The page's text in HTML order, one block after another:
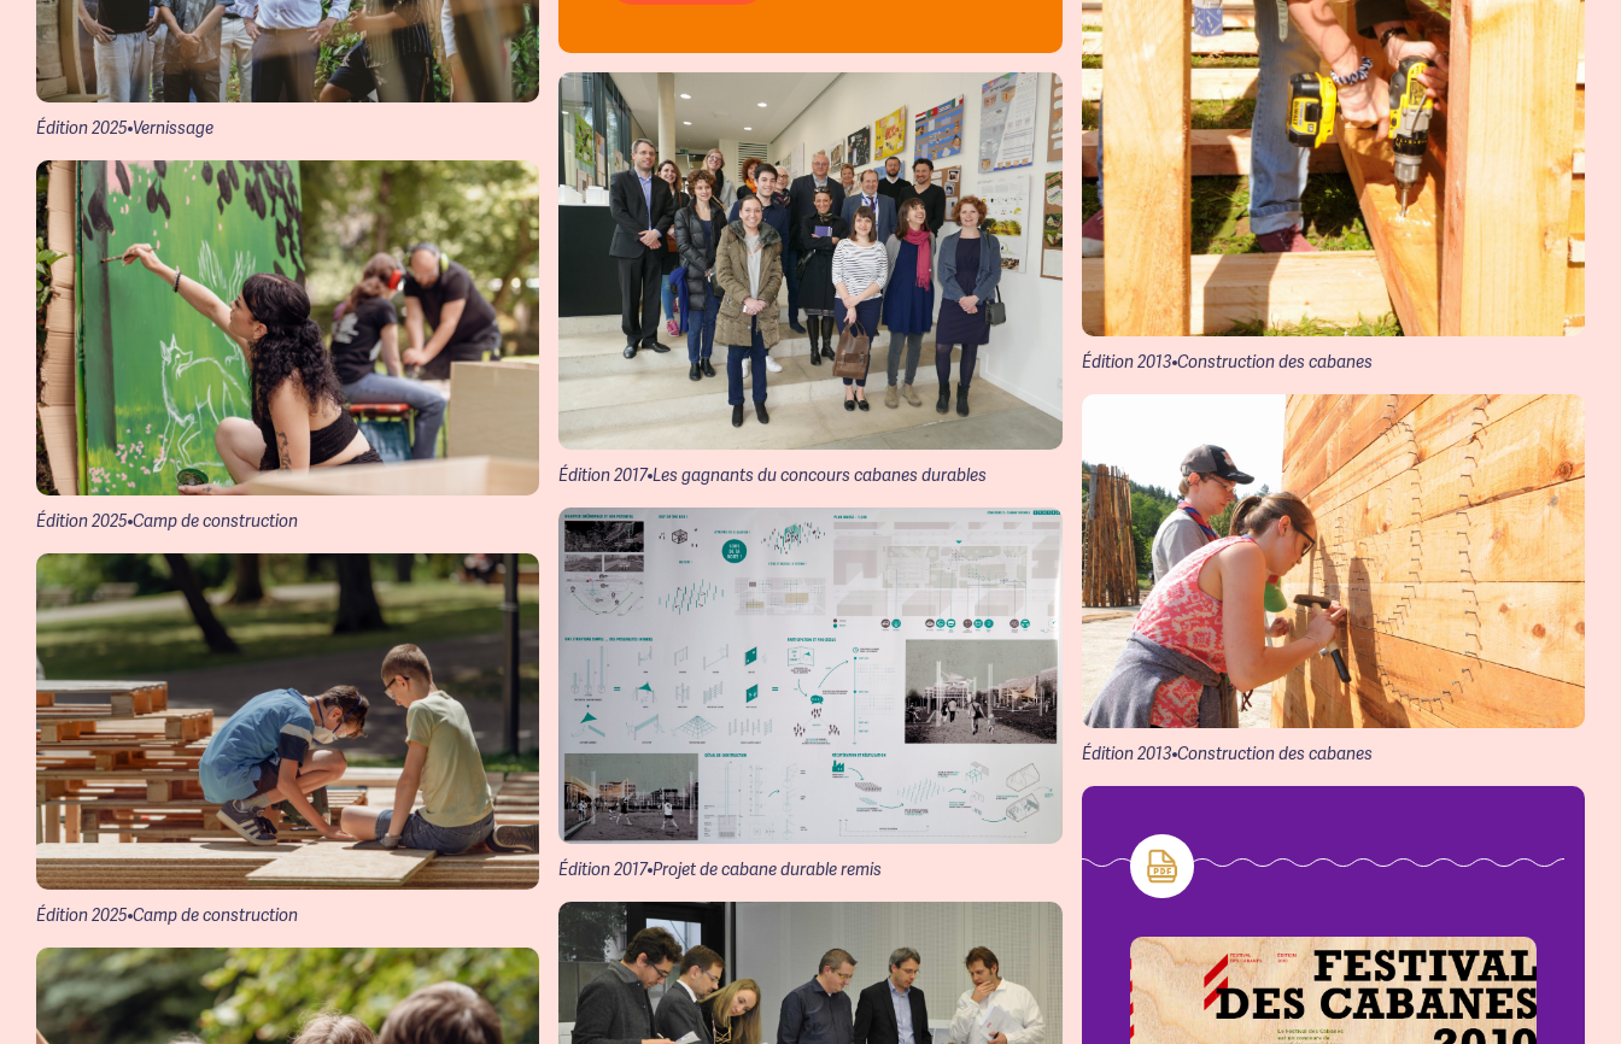
Édition 2025 Vernissage
Édition 2025 Camp de construction
Édition 2025 Camp de construction
Édition 2017 Les gagnants du concours cabanes durables
Édition 2017 Projet de cabane durable remis
Édition 2013 Construction des cabanes
Édition 2013 Construction des cabanes